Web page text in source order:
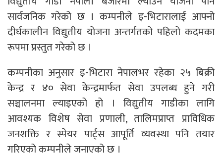
सार्वजनिक गरेको छ । कम्पनीले इ-भिटारालाई आफ्नो
दीर्घकालीन विद्युतीय योजना अन्तर्गतको पहिलो कदमका
रूपमा प्रस्तुत गरेको छ ।
कम्पनीका अनुसार इ-भिटारा नेपालभर रहेका २५ बिक्री
केन्द्र र ४० सेवा केन्द्रमार्फत सेवा उपलब्ध हुने गरी
सञ्चालनमा ल्याइएको हो । विद्युतीय गाडीका लागि
आवश्यक विशेष सेवा प्रणाली, तालिमप्राप्त प्राविधिक
जनशक्ति र स्पेयर पार्ट्स आपूर्ति व्यवस्था पनि तयार
गरिएको कम्पनीले जनाएको छ ।